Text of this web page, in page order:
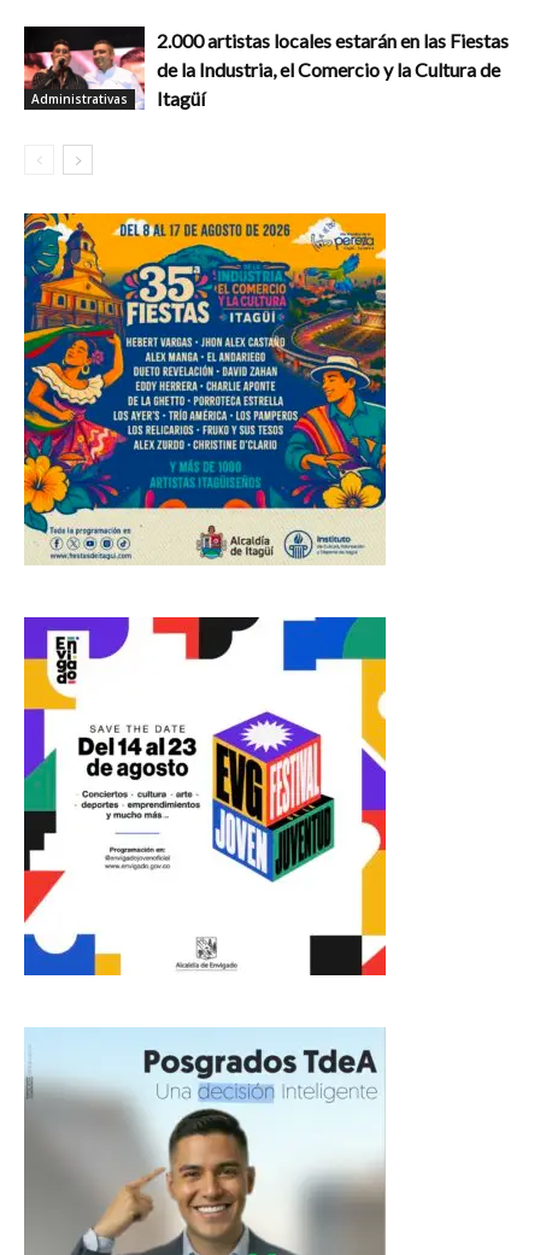
Administrativas
2.000 artistas locales estarán en las Fiestas
de la Industria, el Comercio y la Cultura de
Itagüí